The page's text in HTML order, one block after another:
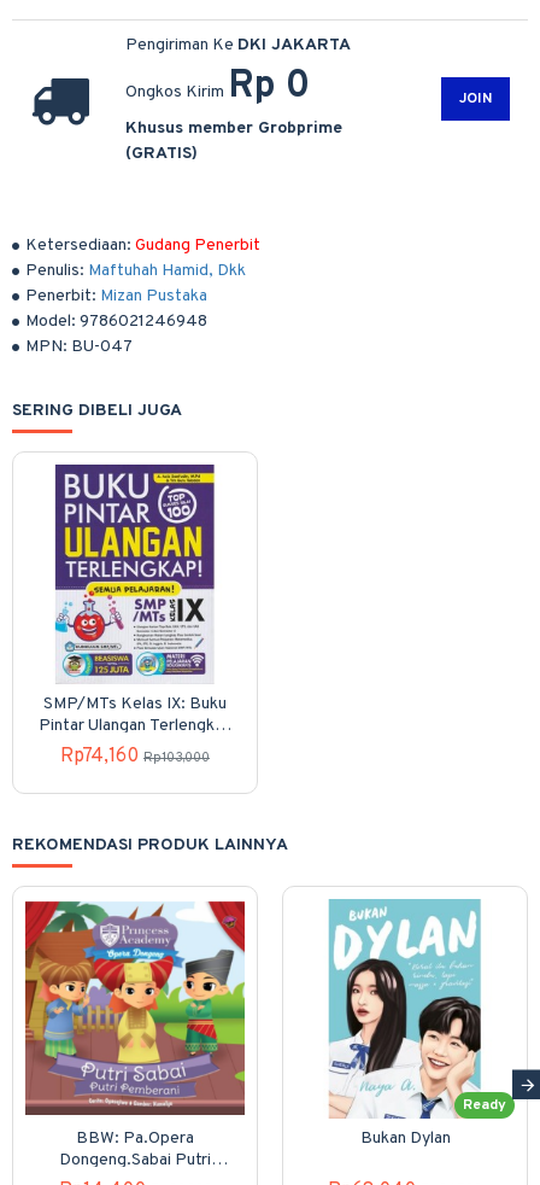
Ketersediaan: Gudang Penerbit
Penulis: Maftuhah Hamid, Dkk
Penerbit: Mizan Pustaka
Model: 9786021246948
MPN: BU-047
Pengiriman Ke DKI JAKARTA
Ongkos Kirim Rp 0
Khusus member Grobprime
(GRATIS)
JOIN
SERING DIBELI JUGA
SMP/MTs Kelas IX: Buku
Pintar Ulangan Terlengkap
Semua Pelajaran
Rp74,160 Rp103,000
REKOMENDASI PRODUK LAINNYA
BBW: Pa.Opera
Dongeng.Sabai Putri
Ready
Bukan Dylan